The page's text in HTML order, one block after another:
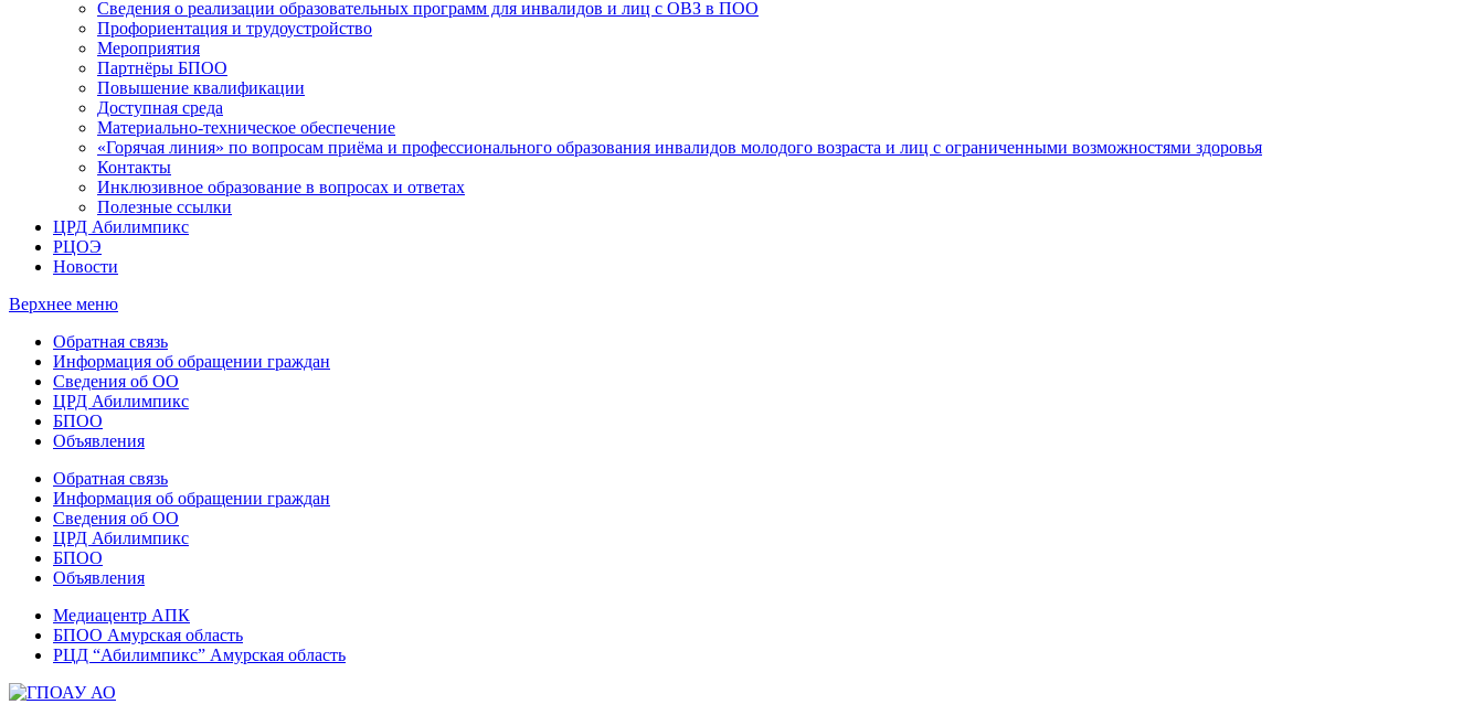
Сведения о реализации образовательных программ для инвалидов и лиц с ОВЗ в ПОО
Профориентация и трудоустройство
Мероприятия
Партнёры БПОО
Повышение квалификации
Доступная среда
Материально-техническое обеспечение
«Горячая линия» по вопросам приёма и профессионального образования инвалидов молодого возраста и лиц с ограниченными возможностями здоровья
Контакты
Инклюзивное образование в вопросах и ответах
Полезные ссылки
ЦРД Абилимпикс
РЦОЭ
Новости
Верхнее меню
Обратная связь
Информация об обращении граждан
Сведения об ОО
ЦРД Абилимпикс
БПОО
Объявления
Обратная связь
Информация об обращении граждан
Сведения об ОО
ЦРД Абилимпикс
БПОО
Объявления
Медиацентр АПК
БПОО Амурская область
РЦД “Абилимпикс” Амурская область